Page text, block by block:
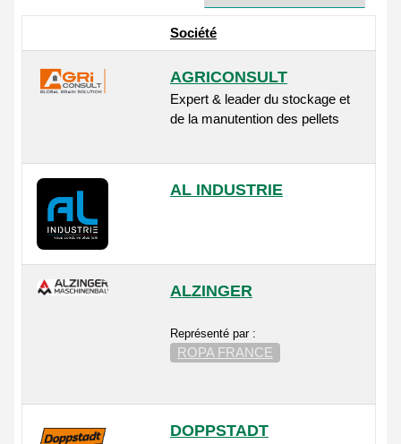
Société
AGRICONSULT
Expert & leader du stockage et
de la manutention des pellets
AL INDUSTRIE
ALZINGER
Représenté par :
ROPA FRANCE
DOPPSTADT